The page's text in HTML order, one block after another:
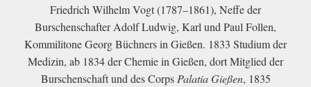
Friedrich Wilhelm Vogt (1787–1861), Neffe der
Burschenschafter Adolf Ludwig, Karl und Paul Follen,
Kommilitone Georg Büchners in Gießen. 1833 Studium der
Medizin, ab 1834 der Chemie in Gießen, dort Mitglied der
Burschenschaft und des Corps Palatia Gießen, 1835